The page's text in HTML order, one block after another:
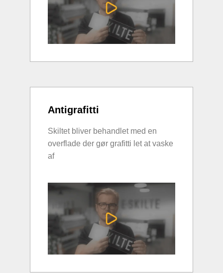
Antigrafitti
Skiltet bliver behandlet med en
overflade der gør grafitti let at vaske
af